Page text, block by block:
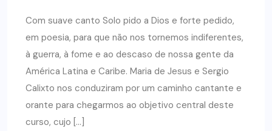
Com suave canto Solo pido a Dios e forte pedido,
em poesia, para que não nos tornemos indiferentes,
à guerra, à fome e ao descaso de nossa gente da
América Latina e Caribe. Maria de Jesus e Sergio
Calixto nos conduziram por um caminho cantante e
orante para chegarmos ao objetivo central deste
curso, cujo […]